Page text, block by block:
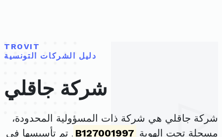
TROVIT
دليل الشركات التونسية
شركة جاقلي
شركة جاقلي هي شركة ذات المسؤولية المحدودة،
مسجلة تحت الهوية B127001997 . تم تأسيسها في